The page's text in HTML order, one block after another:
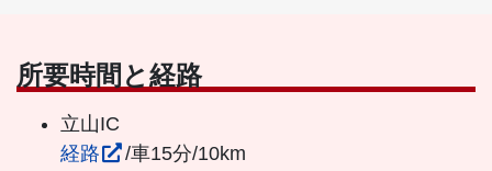
所要時間と経路
立山IC
経路
/車15分/10km